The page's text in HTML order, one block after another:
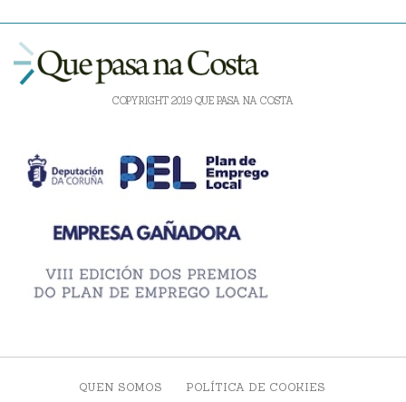
COPYRIGHT 2019 QUE PASA NA COSTA
QUEN SOMOS POLÍTICA DE COOKIES